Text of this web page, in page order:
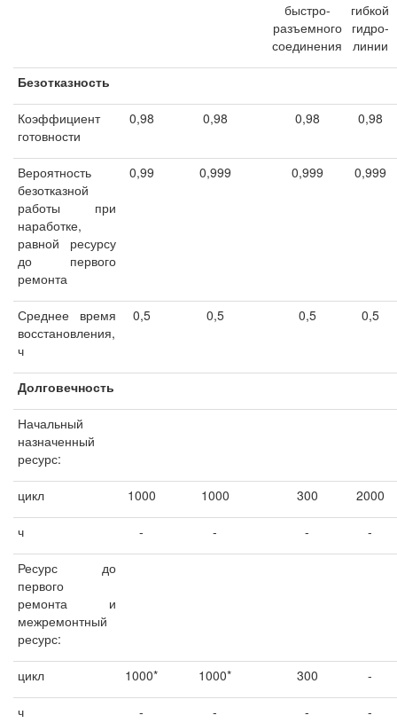
быстро-
разъемного
соединения
гибкой
гидро-
линии
Безотказность
Коэффициент
готовности
0,98 0,98 0,98 0,98
Вероятность
безотказной
работы при
наработке,
равной ресурсу
до первого
ремонта
0,99 0,999 0,999 0,999
Среднее время
восстановления,
ч
0,5 0,5 0,5 0,5
Долговечность
Начальный
назначенный
ресурс:
цикл 1000 1000 300 2000
ч - - - -
Ресурс до
первого
ремонта и
межремонтный
ресурс:
цикл 1000* 1000* 300 -
ч - - - -